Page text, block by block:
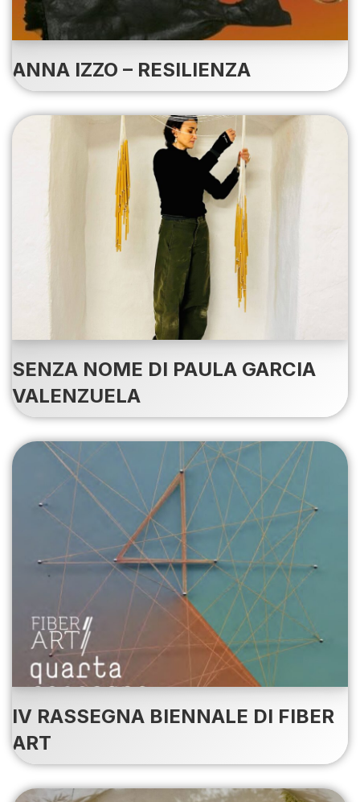
ANNA IZZO – RESILIENZA
SENZA NOME DI PAULA GARCIA
VALENZUELA
IV RASSEGNA BIENNALE DI FIBER
ART